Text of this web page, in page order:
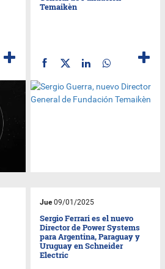
Temaikèn
Jue09/01/2025
Sergio Ferrari es el nuevo
Director de Power Systems
para Argentina, Paraguay y
Uruguay en Schneider
Electric